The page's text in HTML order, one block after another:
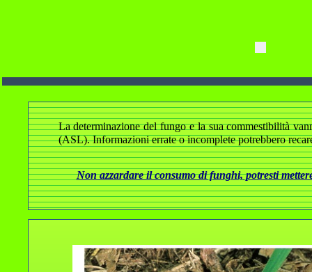
La determinazione del fungo e la sua commestibilità
(ASL). Informazioni errate o incomplete potrebbero
Non azzardare il consumo di funghi, potresti